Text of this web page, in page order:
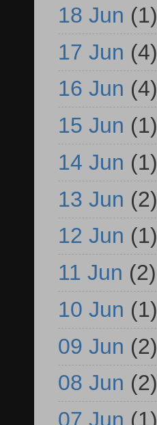
18 Jun (1)
17 Jun (4)
16 Jun (4)
15 Jun (1)
14 Jun (1)
13 Jun (2)
12 Jun (1)
11 Jun (2)
10 Jun (1)
09 Jun (2)
08 Jun (2)
07 Jun (1)